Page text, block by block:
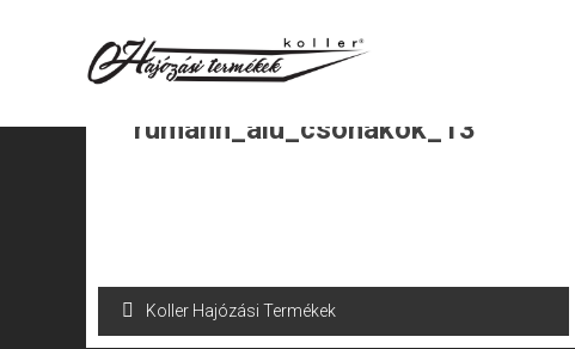
rumann_alu_csonakok_13
Bejegyzés
navigáció
Koller Hajózási Termékek